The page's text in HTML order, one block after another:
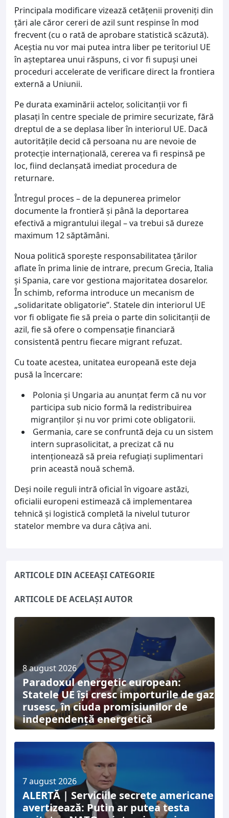
Principala modificare vizează cetățenii proveniți din
țări ale căror cereri de azil sunt respinse în mod
frecvent (cu o rată de aprobare statistică scăzută).
Aceștia nu vor mai putea intra liber pe teritoriul UE
în așteptarea unui răspuns, ci vor fi supuși unei
proceduri accelerate de verificare direct la frontiera
externă a Uniunii.
Pe durata examinării actelor, solicitanții vor fi
plasați în centre speciale de primire securizate, fără
dreptul de a se deplasa liber în interiorul UE. Dacă
autoritățile decid că persoana nu are nevoie de
protecție internațională, cererea va fi respinsă pe
loc, fiind declanșată imediat procedura de
returnare.
Întregul proces – de la depunerea primelor
documente la frontieră și până la deportarea
efectivă a migrantului ilegal – va trebui să dureze
maximum 12 săptămâni.
Noua politică sporește responsabilitatea țărilor
aflate în prima linie de intrare, precum Grecia, Italia
și Spania, care vor gestiona majoritatea dosarelor.
În schimb, reforma introduce un mecanism de
„solidaritate obligatorie”. Statele din interiorul UE
vor fi obligate fie să preia o parte din solicitanții de
azil, fie să ofere o compensație financiară
consistentă pentru fiecare migrant refuzat.
Cu toate acestea, unitatea europeană este deja
pusă la încercare:
Polonia și Ungaria au anunțat ferm că nu vor
participa sub nicio formă la redistribuirea
migranților și nu vor primi cote obligatorii.
Germania, care se confruntă deja cu un sistem
intern suprasolicitat, a precizat că nu
intenționează să preia refugiați suplimentari
prin această nouă schemă.
Deși noile reguli intră oficial în vigoare astăzi,
oficialii europeni estimează că implementarea
tehnică și logistică completă la nivelul tuturor
statelor membre va dura câțiva ani.
ARTICOLE DIN ACEEAȘI CATEGORIE
ARTICOLE DE ACELAȘI AUTOR
8 august 2026
Paradoxul energetic european:
Statele UE își cresc importurile de gaz
rusesc, în ciuda promisiunilor de
independență energetică
7 august 2026
ALERTĂ | Serviciile secrete americane
avertizează: Putin ar putea testa